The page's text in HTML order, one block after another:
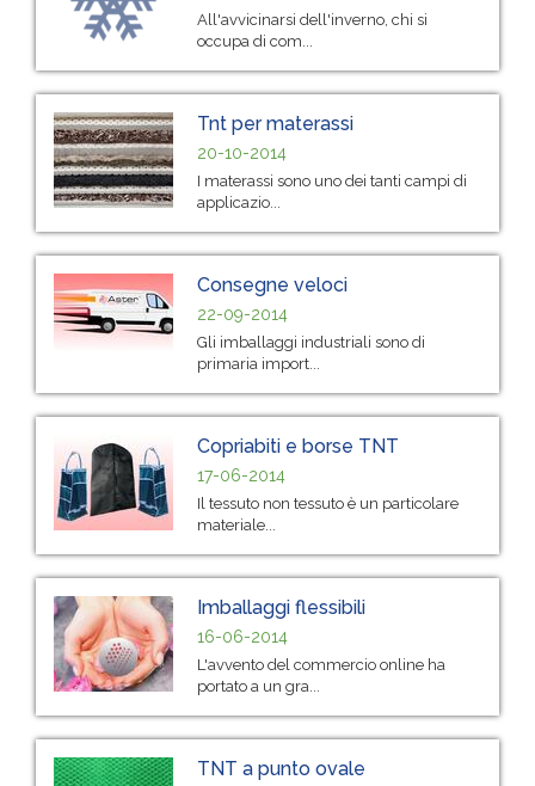
All'avvicinarsi dell'inverno, chi si
occupa di com...
Tnt per materassi
20-10-2014
I materassi sono uno dei tanti campi di
applicazio...
Consegne veloci
22-09-2014
Gli imballaggi industriali sono di
primaria import...
Copriabiti e borse TNT
17-06-2014
Il tessuto non tessuto è un particolare
materiale...
Imballaggi flessibili
16-06-2014
L'avvento del commercio online ha
portato a un gra...
TNT a punto ovale